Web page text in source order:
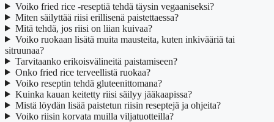
Voiko fried rice -reseptiä tehdä täysin vegaaniseksi?
Miten säilyttää riisi erillisenä paistettaessa?
Mitä tehdä, jos riisi on liian kuivaa?
Voiko ruokaan lisätä muita mausteita, kuten inkivääriä tai
sitruunaa?
Tarvitaanko erikoisvälineitä paistamiseen?
Onko fried rice terveellistä ruokaa?
Voiko reseptin tehdä gluteenittomana?
Kuinka kauan keitetty riisi säilyy jääkaapissa?
Mistä löydän lisää paistetun riisin reseptejä ja ohjeita?
Voiko riisin korvata muilla viljatuotteilla?